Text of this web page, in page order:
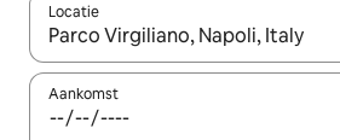
Locatie
Wanneer er suggesties
Aankomst